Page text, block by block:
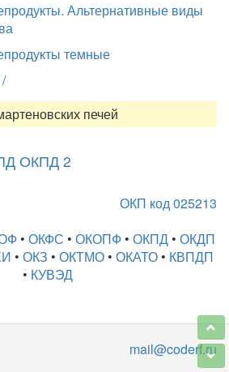
Альтернативные виды
темные
печей
ОКПД 2
ОКП код 025213
• ОКФС • ОКОПФ • ОКПД • ОКДП
• ОКЗ • ОКТМО• ОКАТО• КВПДП
• КУВЭД
mail@coderf.ru